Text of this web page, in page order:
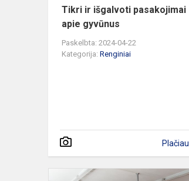
Tikri ir išgalvoti pasakojimai
apie gyvūnus
Paskelbta: 2024-04-22
Kategorija: Renginiai
Plačiau